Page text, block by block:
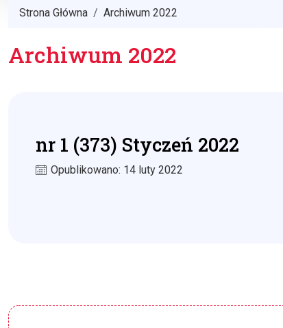
Strona Główna Archiwum 2022
Archiwum 2022
nr 1 (373) Styczeń 2022
Opublikowano: 14 luty 2022